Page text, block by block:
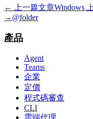
← 上一篇文章Windows
→ @folder
產品
Agent
Teams
企業
定價
程式碼審查
CLI